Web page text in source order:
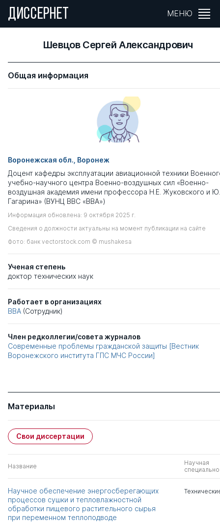
ДИССЕРНЕТ МЕНЮ
Шевцов Сергей Александрович
Общая информация
Воронежская обл., Воронеж
Доцент кафедры эксплуатации авиационной техники
учебно-научного центра Военно-воздушных сил «Военно-
воздушная академия имени профессора Н.Е. Жуковского и
Гагарина» (ВУНЦ ВВС «ВВА»)
Информация обновлена: 9 октября 2025 г.
Сведения о должности актуальны на момент публикации на сайте
Фото: банк vectorstock.com © mushakesa
Ученая степень
доктор технических наук
Работает в организациях
ВВА (Сотрудник)
Член редколлегии/совета журналов
Современные проблемы гражданской защиты [Вестник
Воронежского института ГПС МЧС России]
Материалы
Свои диссертации
Название
Научная
Научное обеспечение энергосберегающих
процессов сушки и тепловлажностной
обработки пищевого растительного сырья
при переменном теплоподводе